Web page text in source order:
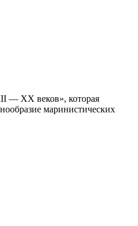
— XX веков», которая
маринистических